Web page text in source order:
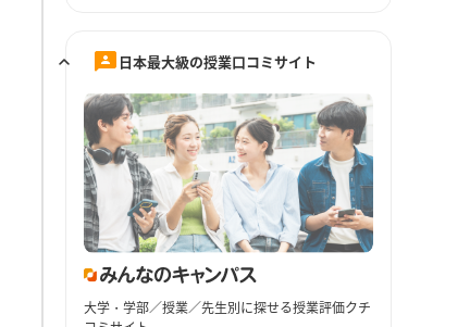
日本最大級の授業口コミサイト
大学・学部／授業／先生別に探せる授業評価クチ